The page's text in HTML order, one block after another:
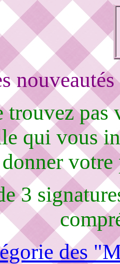
trouvez pas
qui vous
donner votre
3
des